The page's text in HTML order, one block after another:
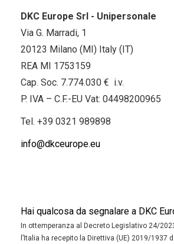
DKC Europe Srl - Unipersonale
Via G. Marradi, 1
20123 Milano (MI) Italy (IT)
REA MI 1753159
Cap. Soc. 7.774.030 € i.v.
P. IVA – C.F.-EU Vat: 04498200965
Tel. +39 0321 989898
info@dkceurope.eu
Hai qualcosa da segnalare a DKC
In ottemperanza al Decreto Legislativo 24/
l’Italia ha recepito la Direttiva (UE) 2019/1937